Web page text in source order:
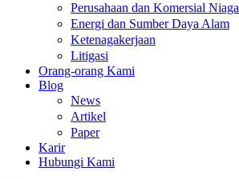
Perusahaan dan Komersial Niaga
Energi dan Sumber Daya Alam
Ketenagakerjaan
Litigasi
Orang-orang Kami
Blog
News
Artikel
Paper
Karir
Hubungi Kami